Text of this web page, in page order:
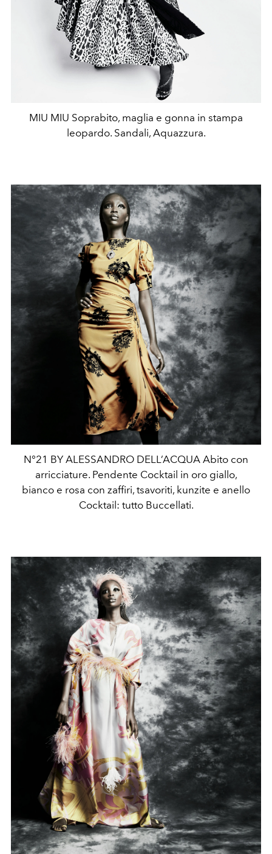
MIU MIU Soprabito, maglia e gonna in stampa
leopardo. Sandali, Aquazzura.
N°21 BY ALESSANDRO DELL’ACQUA Abito con
arricciature. Pendente Cocktail in oro giallo,
bianco e rosa con zaffiri, tsavoriti, kunzite e anello
Cocktail: tutto Buccellati.